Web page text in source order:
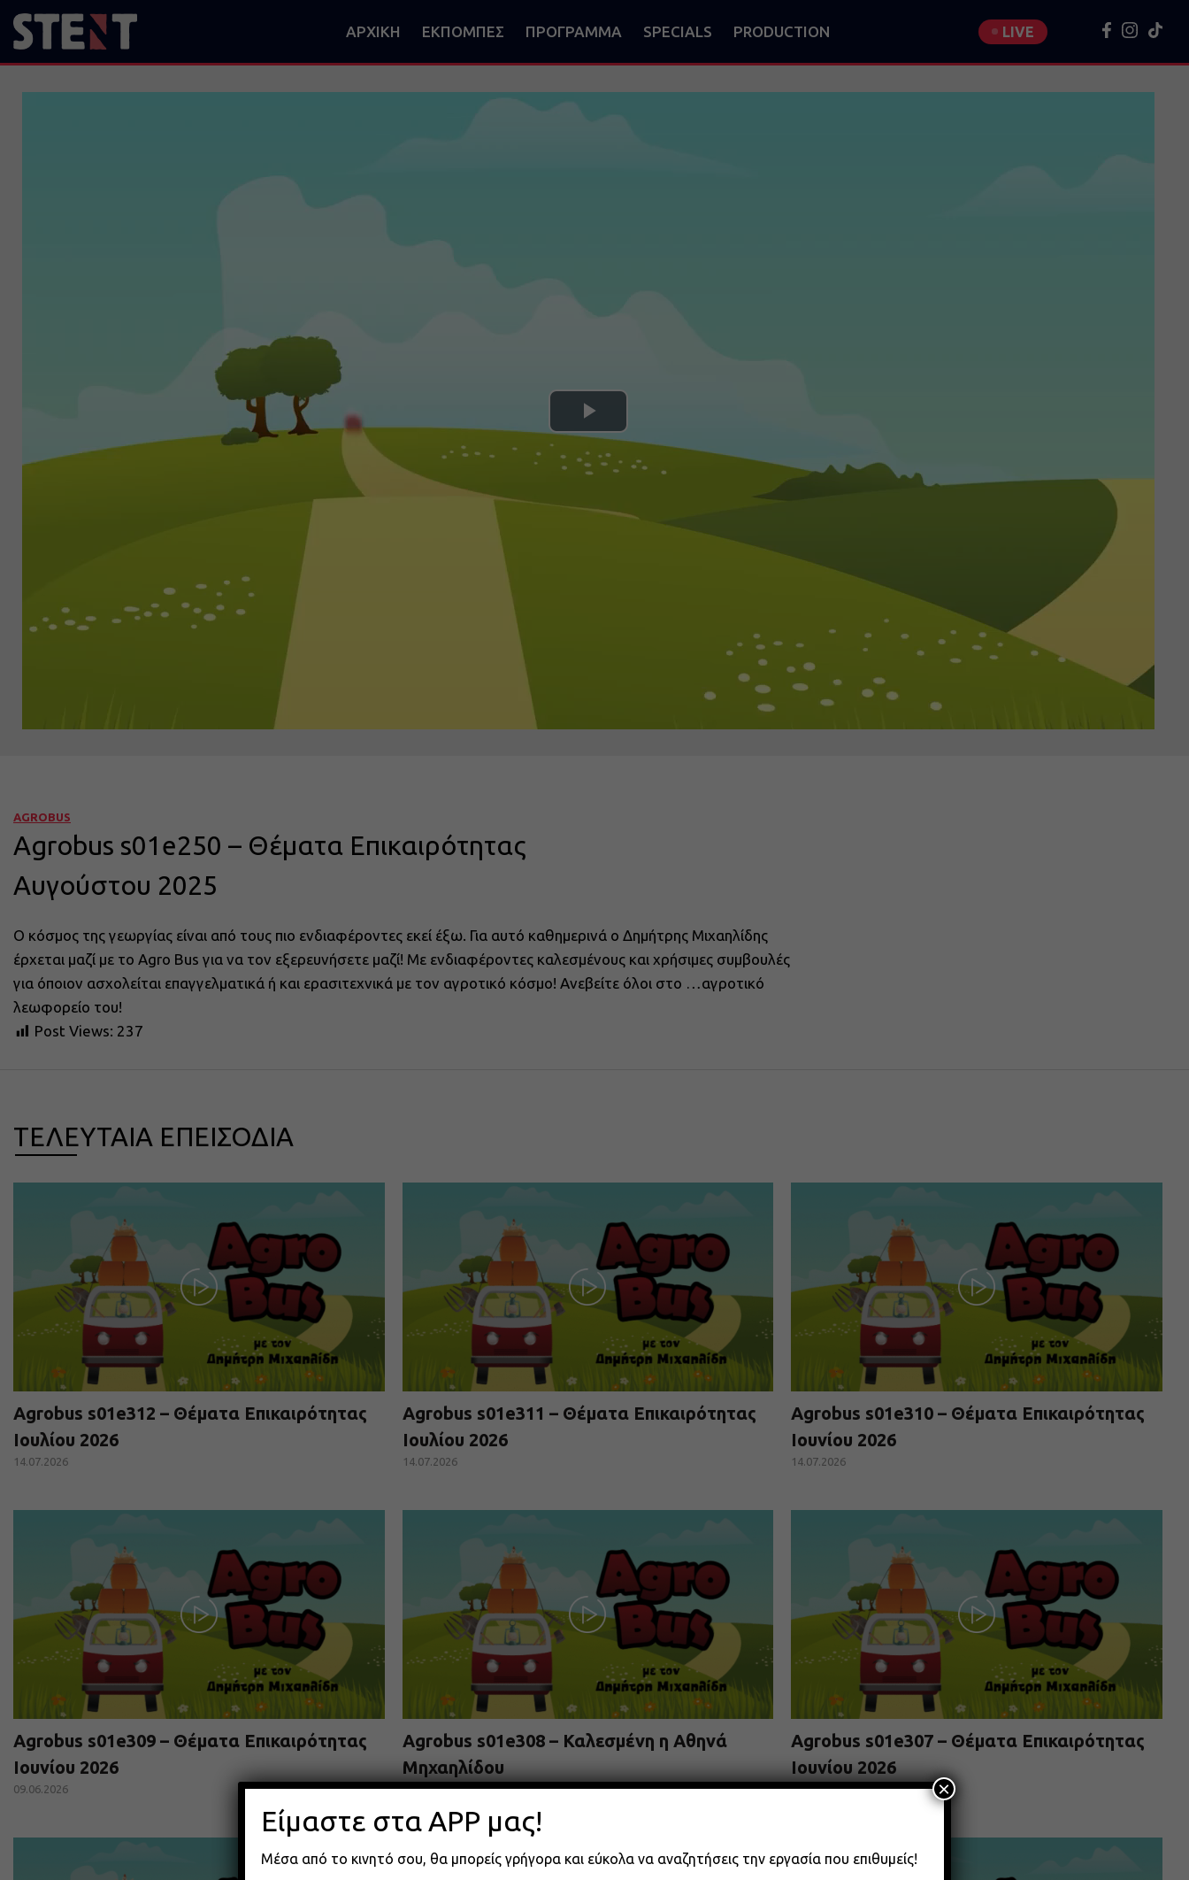
ΑΡΧΙΚΗ ΕΚΠΟΜΠΕΣ ΠΡΟΓΡΑΜΜΑ SPECIALS PRODUCTION LIVE
Play
Video
AGROBUS
Agrobus s01e250 – Θέματα Επικαιρότητας
Αυγούστου 2025
Ο κόσμος της γεωργίας είναι από τους πιο ενδιαφέροντες εκεί έξω. Για αυτό καθημερινά ο Δημήτρης Μιχαηλίδης
έρχεται μαζί με το Agro Bus για να τον εξερευνήσετε μαζί! Με ενδιαφέροντες καλεσμένους και χρήσιμες συμβουλές
για όποιον ασχολείται επαγγελματικά ή και ερασιτεχνικά με τον αγροτικό κόσμο! Ανεβείτε όλοι στο …αγροτικό
λεωφορείο του!
Post Views: 237
ΤΕΛΕΥΤΑΙΑ ΕΠΕΙΣΟΔΙΑ
Agrobus s01e312 – Θέματα Επικαιρότητας
Ιουλίου 2026
14.07.2026
Agrobus s01e311 – Θέματα Επικαιρότητας
Ιουλίου 2026
14.07.2026
Agrobus s01e310 – Θέματα Επικαιρότητας
Ιουνίου 2026
14.07.2026
Agrobus s01e309 – Θέματα Επικαιρότητας
Ιουνίου 2026
09.06.2026
Agrobus s01e308 – Καλεσμένη η Αθηνά
Μηχαηλίδου
09.06.2026
Agrobus s01e307 – Θέματα Επικαιρότητας
Ιουνίου 2026
08.06.2026
Είμαστε στα APP μας!
Μέσα από το κινητό σου, θα μπορείς γρήγορα και εύκολα να αναζητήσεις την εργασία που επιθυμείς!
×